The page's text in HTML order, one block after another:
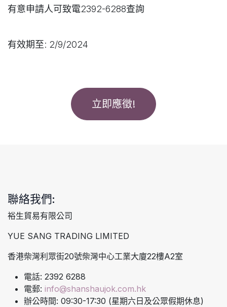
有意申請人可致電2392-6288查詢
有效期至: 2/9/2024
立即應徵!
聯絡我們:
裕生貿易有限公司
YUE SANG TRADING LIMITED
香港柴灣利眾街20號柴灣中心工業大廈22樓A2室
電話: 2392 6288
電郵: info@shanshaujok.com.hk
辦公時間: 09:30-17:30 (星期六日及公眾假期休息)